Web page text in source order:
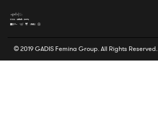
© 2019 GADIS Femina Group. All Rights Reserved.